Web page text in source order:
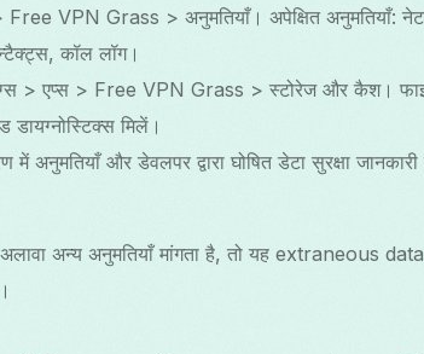
VPN Grass > अनुमतियाँ। अपेक्षित अनुमतियाँ:
कॉल लॉग।
> एप्स > Free VPN Grass > स्टोरेज और कैश।
डायग्नोस्टिक्स मिलें।
में अनुमतियाँ और डेवलपर द्वारा घोषित डेटा सुरक्षा
अलावा अन्य अनुमतियाँ मांगता है, तो यह extraneous